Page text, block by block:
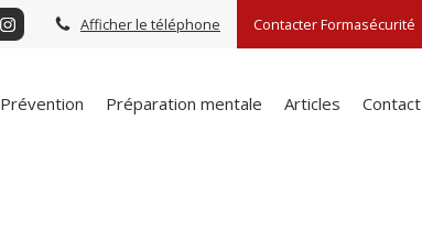
Contacter Formasécurité
Afficher le téléphone
Prévention Préparation mentale Articles Contact